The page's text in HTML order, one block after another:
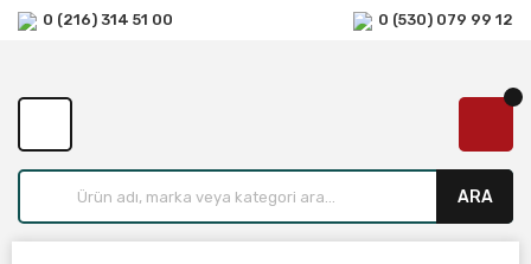
0 (216) 314 51 00 0 (530) 079 99 12
ARA